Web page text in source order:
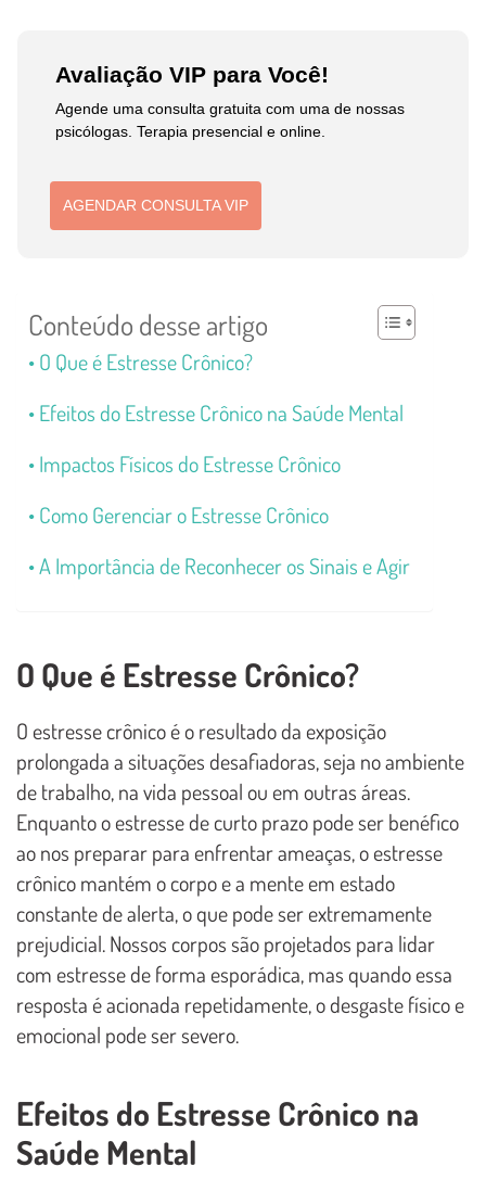
Avaliação VIP para Você!
Agende uma consulta gratuita com uma de nossas
psicólogas. Terapia presencial e online.
AGENDAR CONSULTA VIP
Conteúdo desse artigo
O Que é Estresse Crônico?
Efeitos do Estresse Crônico na Saúde Mental
Impactos Físicos do Estresse Crônico
Como Gerenciar o Estresse Crônico
A Importância de Reconhecer os Sinais e Agir
O Que é Estresse Crônico?
O estresse crônico é o resultado da exposição
prolongada a situações desafiadoras, seja no ambiente
de trabalho, na vida pessoal ou em outras áreas.
Enquanto o estresse de curto prazo pode ser benéfico
ao nos preparar para enfrentar ameaças, o estresse
crônico mantém o corpo e a mente em estado
constante de alerta, o que pode ser extremamente
prejudicial. Nossos corpos são projetados para lidar
com estresse de forma esporádica, mas quando essa
resposta é acionada repetidamente, o desgaste físico e
emocional pode ser severo.
Efeitos do Estresse Crônico na
Saúde Mental